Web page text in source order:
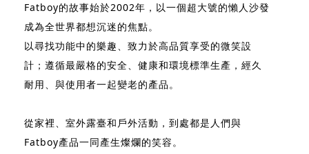
Fatboy的故事始於2002年，以一個超大號的懶人沙發
成為全世界都想沉迷的焦點。
以尋找功能中的樂趣、致力於高品質享受的微笑設
計；遵循最嚴格的安全、健康和環境標準生產，經久
耐用、與使用者一起變老的產品。
從家裡、室外露臺和戶外活動，到處都是人們與
Fatboy產品一同產生燦爛的笑容。